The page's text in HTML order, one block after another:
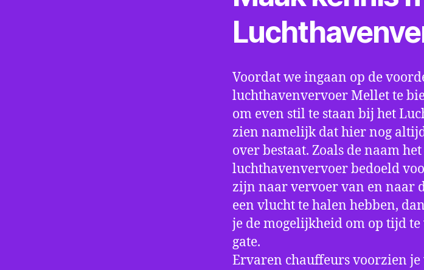
Voordat we ingaan op de
luchthavenvervoer Mellet te
om even stil te staan bij het
zien namelijk dat hier nog
over bestaat. Zoals de naam
luchthavenvervoer bedoeld
zijn naar vervoer van en naar
een vlucht te halen hebben,
je de mogelijkheid om op tijd
gate.
Ervaren chauffeurs voorzien je